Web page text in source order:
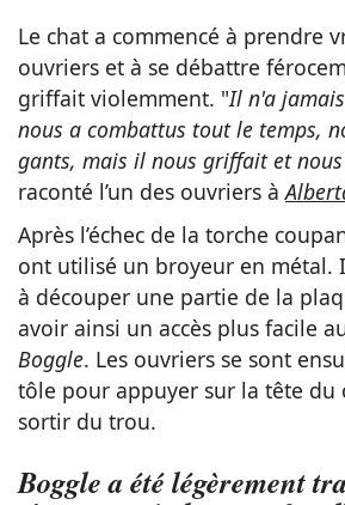
Le chat a commencé à prendre
ouvriers et à se débattre
griffait violemment. "Il n'a
nous a combattus tout le temps,
gants, mais il nous griffait et
raconté l’un des ouvriers à
Après l’échec de la torche
ont utilisé un broyeur en métal.
à découper une partie de la
avoir ainsi un accès plus facile
Boggle. Les ouvriers se sont
tôle pour appuyer sur la tête du
sortir du trou.
Boggle a été légèrement